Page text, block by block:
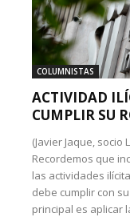
COLUMNISTAS
ACTIVIDAD
CUMPLIR SU
(Javier Jaque, socio
Recordemos que
las actividades
debe cumplir con
principal es aplicar